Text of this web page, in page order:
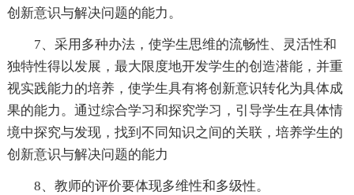
创新意识与解决问题的能力。
7、采用多种办法，使学生思维的流畅性、灵活性和
独特性得以发展，最大限度地开发学生的创造潜能，并重
视实践能力的培养，使学生具有将创新意识转化为具体成
果的能力。通过综合学习和探究学习，引导学生在具体情
境中探究与发现，找到不同知识之间的关联，培养学生的
创新意识与解决问题的能力
8、教师的评价要体现多维性和多级性。